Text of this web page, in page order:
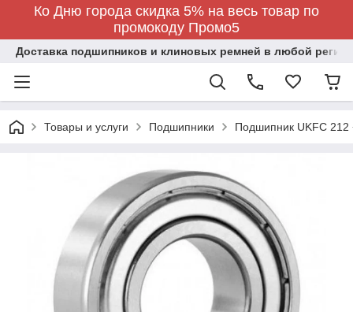
Ко Дню города скидка 5% на весь товар по
промокоду Промо5
Доставка подшипников и клиновых ремней в любой регион
Товары и услуги Подшипники Подшипник UKFC 212